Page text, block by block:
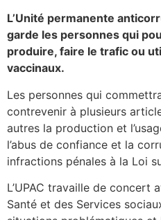
L’Unité permanente
garde les personnes qui
produire, faire le trafic ou
vaccinaux.
Les personnes qui
contrevenir à plusieurs
autres la production et
l’abus de confiance et la
infractions pénales à la Loi
L’UPAC travaille de concert
Santé et des Services